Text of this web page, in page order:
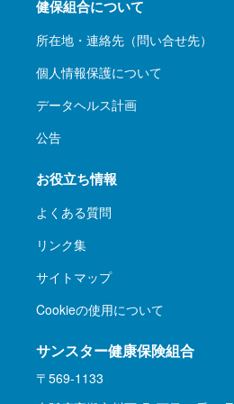
健保組合について
所在地・連絡先（問い合せ先）
個人情報保護について
データヘルス計画
公告
お役立ち情報
よくある質問
リンク集
サイトマップ
Cookieの使用について
サンスター健康保険組合
〒569-1133